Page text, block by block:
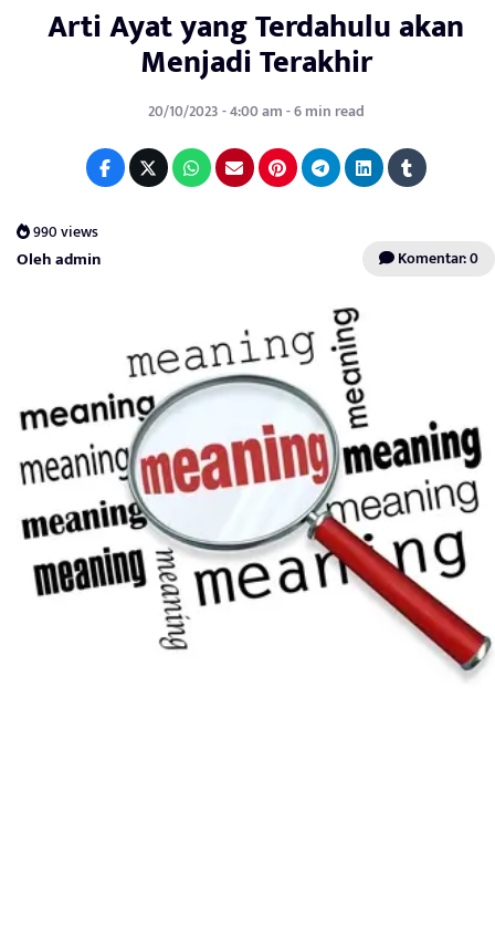
Arti Ayat yang Terdahulu akan
Menjadi Terakhir
20/10/2023 - 4:00 am - 6 min read
990 views
Oleh admin Komentar: 0